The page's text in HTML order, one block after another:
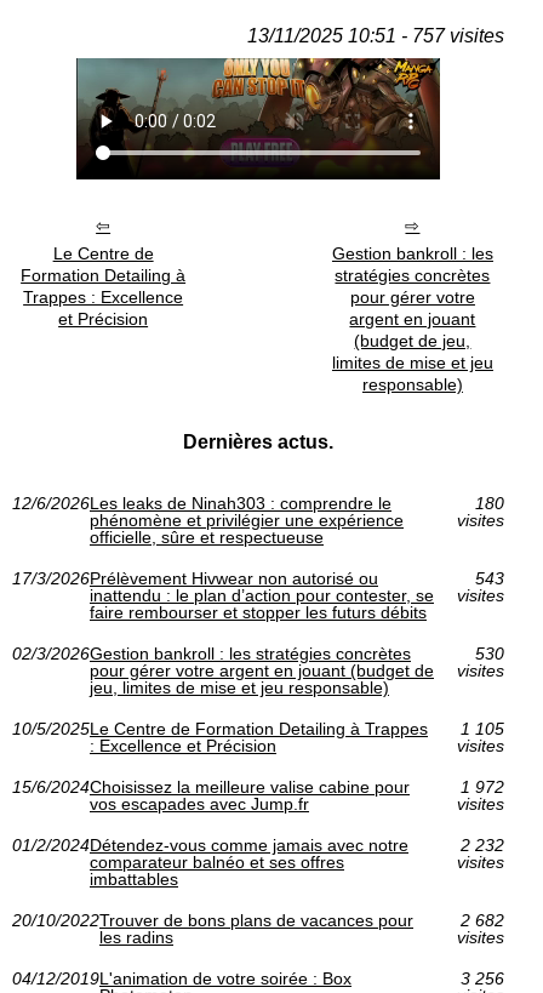
13/11/2025 10:51 - 757 visites
Le Centre de
Formation Detailing à
Trappes : Excellence
et Précision
Gestion bankroll : les
stratégies concrètes
pour gérer votre
argent en jouant
(budget de jeu,
limites de mise et jeu
responsable)
Dernières actus.
12/6/2026Les leaks de Ninah303 : comprendre le
phénomène et privilégier une expérience
officielle, sûre et respectueuse
180
visites
17/3/2026Prélèvement Hivwear non autorisé ou
inattendu : le plan d’action pour contester, se
faire rembourser et stopper les futurs débits
543
visites
02/3/2026Gestion bankroll : les stratégies concrètes
pour gérer votre argent en jouant (budget de
jeu, limites de mise et jeu responsable)
530
visites
10/5/2025Le Centre de Formation Detailing à Trappes
: Excellence et Précision
1 105
visites
15/6/2024Choisissez la meilleure valise cabine pour
vos escapades avec Jump.fr
1 972
visites
01/2/2024Détendez-vous comme jamais avec notre
comparateur balnéo et ses offres
imbattables
2 232
visites
20/10/2022Trouver de bons plans de vacances pour
les radins
2 682
visites
04/12/2019L'animation de votre soirée : Box
3 256